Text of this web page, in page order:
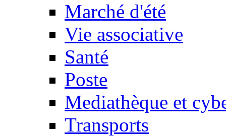
Marché d'été
Vie associative
Santé
Poste
Mediathèque et
Transports